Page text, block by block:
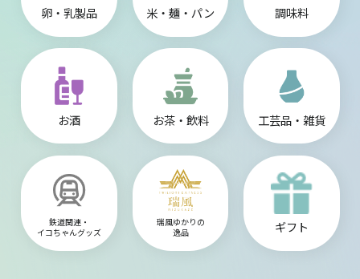
卵・乳製品 米・麺・パン 調味料
お酒 お茶・飲料 工芸品・雑貨
鉄道関連・
イコちゃんグッズ
瑞風ゆかりの
逸品
ギフト